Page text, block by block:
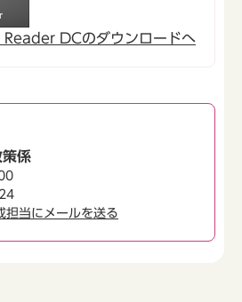
DCのダウンロードへ
策係
担当にメールを送る